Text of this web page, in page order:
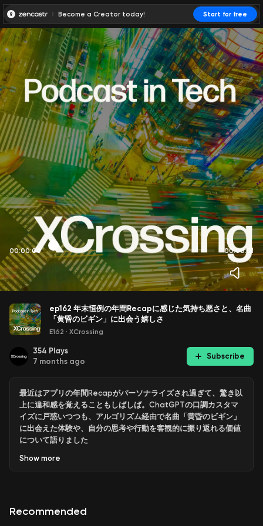
Become a Creator today! Start for free
00:00:00 00:00:01
ep162 年末恒例の年間Recapに感じた気持ち悪さと、名曲
「黄昏のビギン」に出会う嬉しさ
E162 · XCrossing
354 Plays
7 months ago
Subscribe
最近はアプリの年間Recapがパーソナライズされ過ぎて、驚き以
上に違和感を覚えることもしばしば。ChatGPTの口調カスタマ
イズに戸惑いつつも、アルゴリズム経由で名曲「黄昏のビギン」
に出会えた体験や、自分の思考や行動を客観的に振り返れる価値
について語りました
01:35 忘年会とカラオケで声が超低くなった及川さん
Show more
Recommended